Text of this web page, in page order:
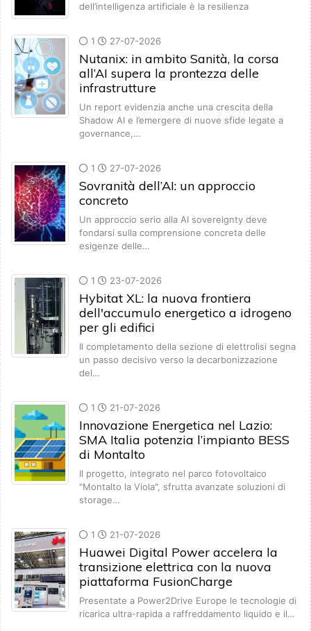
dell’intelligenza artificiale è la resilienza
1 27-07-2026
Nutanix: in ambito Sanità, la corsa
all’AI supera la prontezza delle
infrastrutture
Un report evidenzia anche una crescita della
Shadow AI e l’emergere di nuove sfide legate a
governance,…
1 27-07-2026
Sovranità dell’AI: un approccio
concreto
Un approccio serio alla AI sovereignty deve
fondarsi sulla comprensione concreta delle
esigenze delle…
1 23-07-2026
Hybitat XL: la nuova frontiera
dell'accumulo energetico a idrogeno
per gli edifici
Il completamento della sezione di elettrolisi segna
un passo decisivo verso la decarbonizzazione
del…
1 21-07-2026
Innovazione Energetica nel Lazio:
SMA Italia potenzia l’impianto BESS
di Montalto
Il progetto, integrato nel parco fotovoltaico
"Montalto la Viola", sfrutta avanzate soluzioni di
storage…
1 21-07-2026
Huawei Digital Power accelera la
transizione elettrica con la nuova
piattaforma FusionCharge
Presentate a Power2Drive Europe le tecnologie di
ricarica ultra-rapida a raffreddamento liquido e il…